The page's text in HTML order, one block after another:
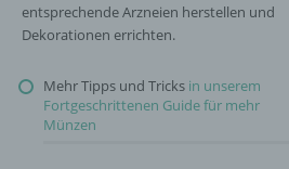
entsprechende Arzneien herstellen und
Dekorationen errichten.
Mehr Tipps und Tricks in unserem
Fortgeschrittenen Guide für mehr
Münzen